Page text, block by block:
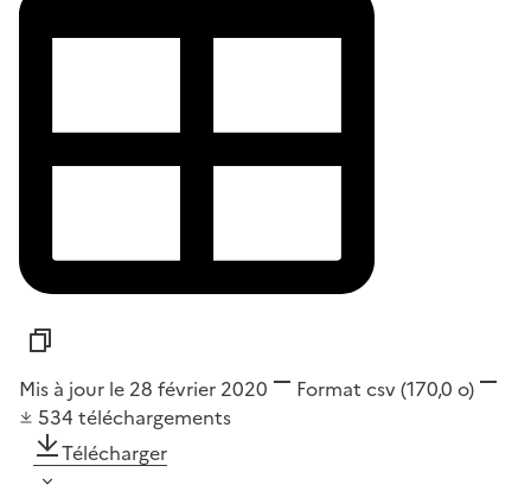
Mis à jour le 28 février 2020 Format csv(170,0 o)
534 téléchargements
Télécharger